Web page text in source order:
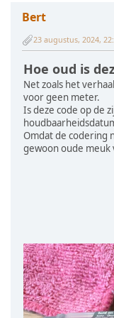
Bert
23 augustus, 2024,
Hoe oud is
Net zoals het
voor geen meter.
Is deze code op de
Omdat de codering
gewoon oude meuk